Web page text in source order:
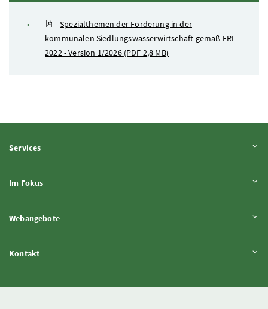
Spezialthemen der Förderung in der
kommunalen Siedlungswasserwirtschaft gemäß FRL
2022 - Version 1/2026 (PDF 2,8 MB)
ServicesInhalt aufklappen
Im FokusInhalt aufklappen
WebangeboteInhalt aufklappen
KontaktInhalt aufklappen